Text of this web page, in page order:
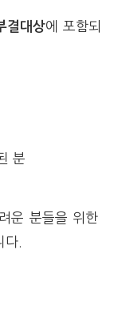
결대상에 포함되
분
운 분들을 위한
.